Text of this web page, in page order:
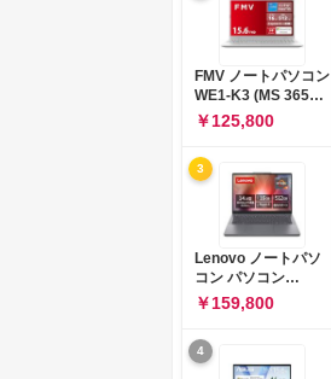
Windows 11
Microsoft Office
2024搭載 WPS
Office搭載 カメラシ
ャッター 指紋認証 薄
型 Copilotキー搭載
ナチュラルシルバー
FMV ノートパソコン
WE1-K3 (MS 365
Personal/Copilotキ
ー搭載/Win 11/15.6
型/Core
i5/16GB/SSD
512GB/ホワイト)
FMVWK3E15W_AZ
￥125,800
3
Lenovo ノートパソ
コン パソコン
IdeaPad Slim 3 14.0
インチ AMD
Ryzen™ 5 8640HS
メモリ16GB
SSD512GB
￥159,800
4